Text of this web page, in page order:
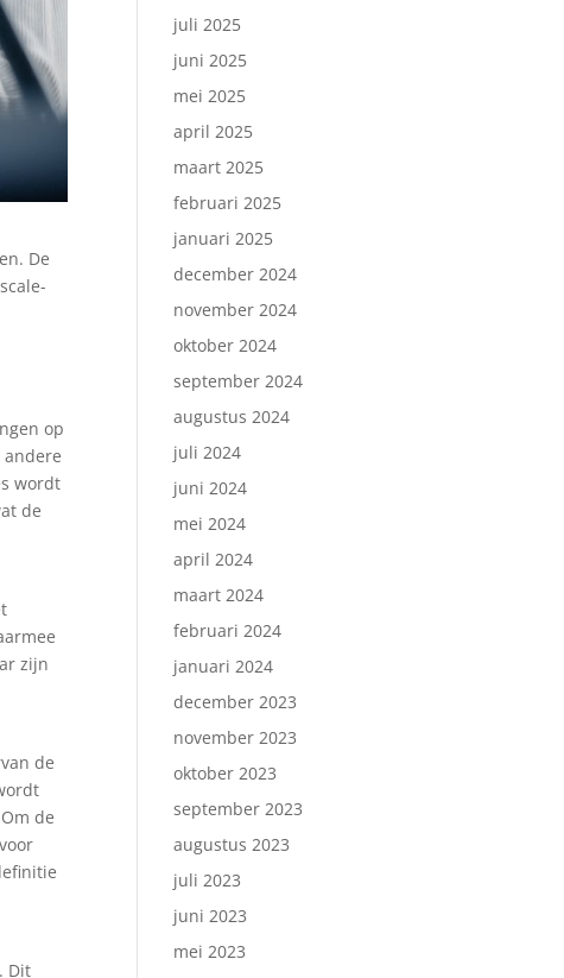
De
op
wordt
de
zijn
de
de
Dit
juli 2025
juni 2025
mei 2025
april 2025
maart 2025
februari 2025
januari 2025
december 2024
november 2024
oktober 2024
september 2024
augustus 2024
juli 2024
juni 2024
mei 2024
april 2024
maart 2024
februari 2024
januari 2024
december 2023
november 2023
oktober 2023
september 2023
augustus 2023
juli 2023
juni 2023
mei 2023